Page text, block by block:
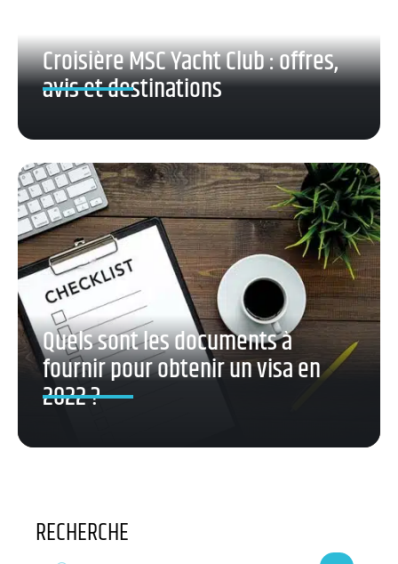
Croisière MSC Yacht Club : offres,
avis et destinations
Quels sont les documents à
fournir pour obtenir un visa en
2022 ?
RECHERCHE